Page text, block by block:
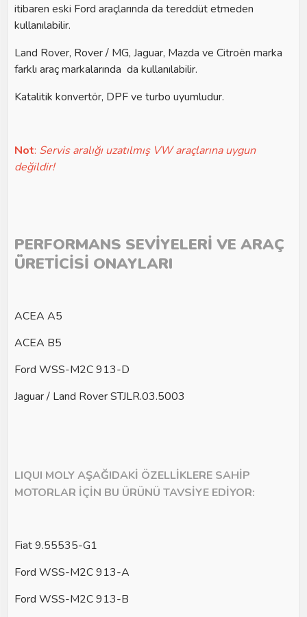
itibaren eski Ford araçlarında da tereddüt etmeden
kullanılabilir.
Land Rover, Rover / MG, Jaguar, Mazda ve Citroën marka
farklı araç markalarında da kullanılabilir.
Katalitik konvertör, DPF ve turbo uyumludur.
Not: Servis aralığı uzatılmış VW araçlarına uygun
değildir!
PERFORMANS SEVİYELERİ VE ARAÇ
ÜRETİCİSİ ONAYLARI
ACEA A5
ACEA B5
Ford WSS-M2C 913-D
Jaguar / Land Rover STJLR.03.5003
LIQUI MOLY AŞAĞIDAKİ ÖZELLİKLERE SAHİP
MOTORLAR İÇİN BU ÜRÜNÜ TAVSİYE EDİYOR:
Fiat 9.55535-G1
Ford WSS-M2C 913-A
Ford WSS-M2C 913-B